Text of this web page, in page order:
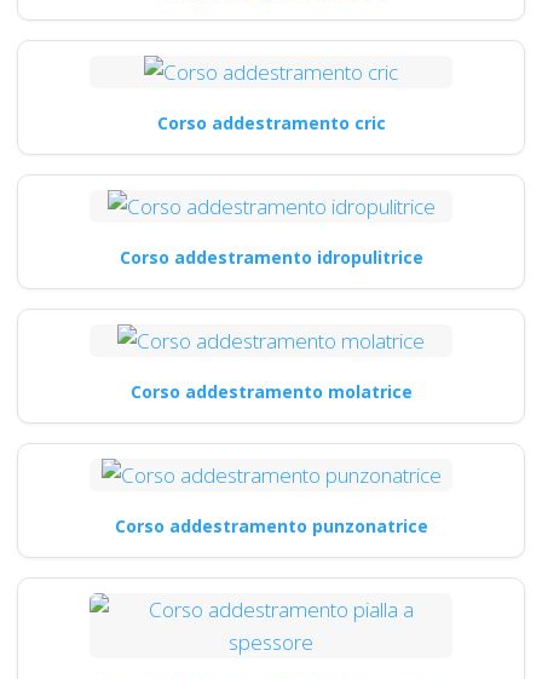
Corso addestramento cric
Corso addestramento idropulitrice
Corso addestramento molatrice
Corso addestramento punzonatrice